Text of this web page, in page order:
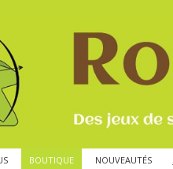
BOUTIQUE NOUVEAUTÉS